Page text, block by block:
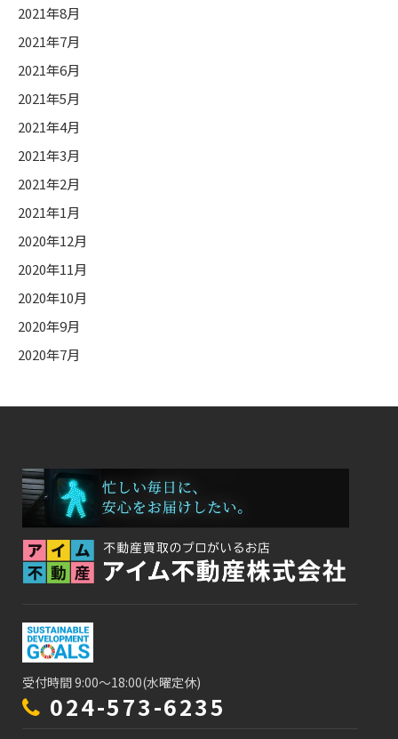
2021年8月
2021年7月
2021年6月
2021年5月
2021年4月
2021年3月
2021年2月
2021年1月
2020年12月
2020年11月
2020年10月
2020年9月
2020年7月
受付時間 9:00～18:00(水曜定休)
024-573-6235